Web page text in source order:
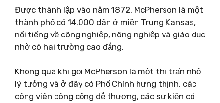
Được thành lập vào năm 1872, McPherson là một
thành phố có 14.000 dân ở miền Trung Kansas,
nổi tiếng về công nghiệp, nông nghiệp và giáo dục
nhờ có hai trường cao đẳng.
Không quá khi gọi McPherson là một thị trấn nhỏ
lý tưởng và ở đây có Phố Chính hưng thịnh, các
công viên công cộng dễ thương, các sự kiện có